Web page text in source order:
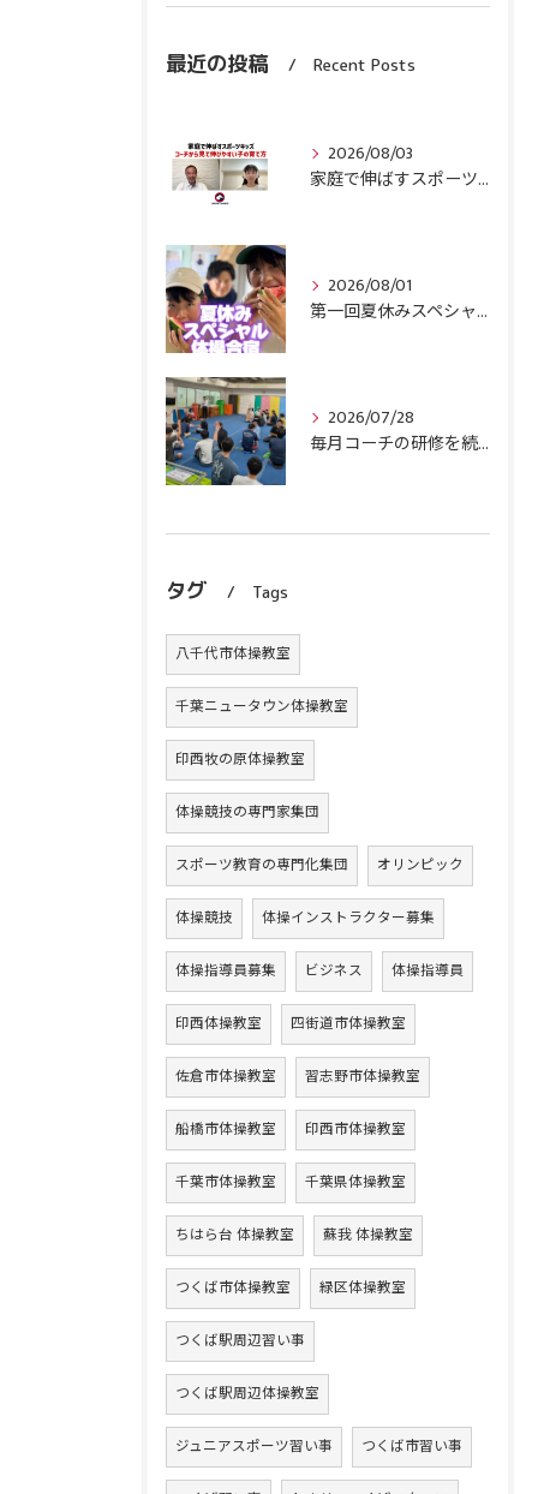
最近の投稿 Recent Posts
2026/08/03
家庭で伸ばすスポーツキッズ『コーチから見て伸びやすい子』の育て方
2026/08/01
第一回夏休みスペシャル体操合宿終了！
2026/07/28
毎月コーチの研修を続けます！
タグ Tags
八千代市体操教室
千葉ニュータウン体操教室
印西牧の原体操教室
体操競技の専門家集団
スポーツ教育の専門化集団 オリンピック
体操競技 体操インストラクター募集
体操指導員募集 ビジネス 体操指導員
印西体操教室 四街道市体操教室
佐倉市体操教室 習志野市体操教室
船橋市体操教室 印西市体操教室
千葉市体操教室 千葉県体操教室
ちはら台 体操教室 蘇我 体操教室
つくば市体操教室 緑区体操教室
つくば駅周辺習い事
つくば駅周辺体操教室
ジュニアスポーツ習い事 つくば市習い事